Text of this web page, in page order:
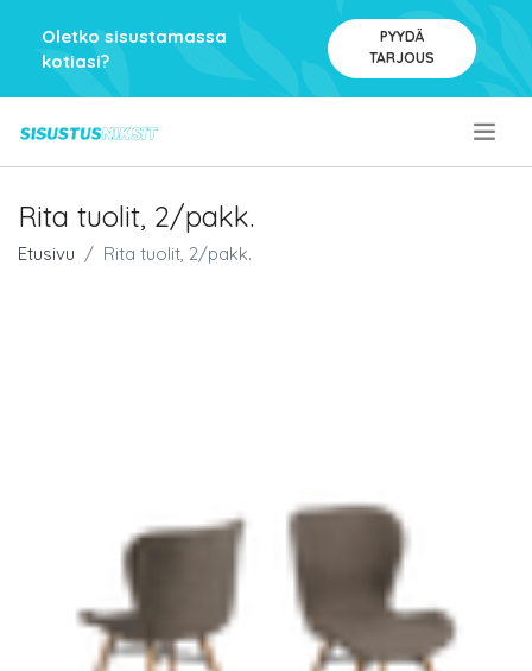
Oletko sisustamassa
kotiasi?
PYYDÄ
TARJOUS
Rita tuolit, 2/pakk.
Etusivu Rita tuolit, 2/pakk.